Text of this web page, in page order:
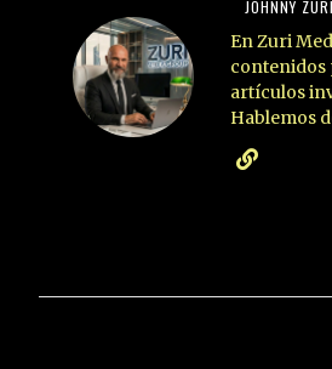
JOHNNY ZURI
En Zuri
contenidos
artículos
Hablemos